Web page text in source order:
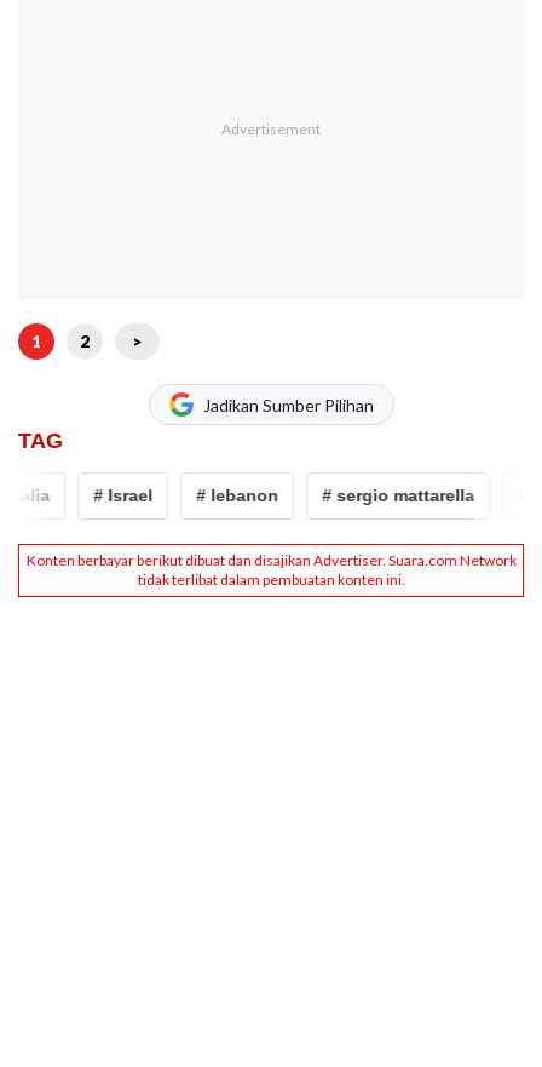
1 2 >
Jadikan Sumber Pilihan
TAG
# Israel # lebanon # sergio mattarella